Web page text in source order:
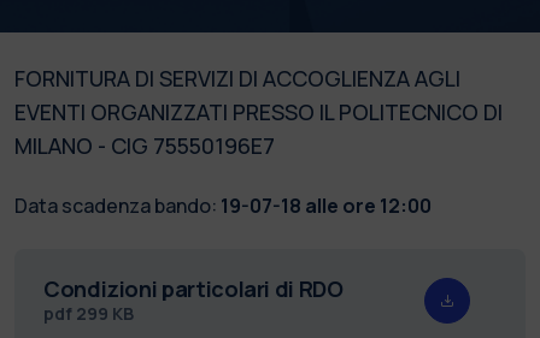
FORNITURA DI SERVIZI DI ACCOGLIENZA AGLI
EVENTI ORGANIZZATI PRESSO IL POLITECNICO DI
MILANO - CIG 75550196E7
Data scadenza bando: 19-07-18 alle ore 12:00
Condizioni particolari di RDO
pdf 299 KB